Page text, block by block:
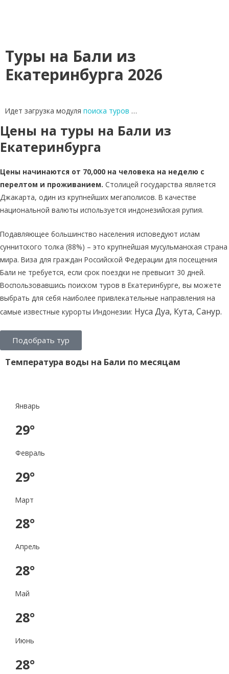
Туры на Бали из
Екатеринбурга 2026
Идет загрузка модуля поиска туров …
Цены на туры на Бали из
Екатеринбурга
Цены начинаются от 70,000 на человека на неделю с
перелтом и проживанием. Столицей государства является
Джакарта, один из крупнейших мегаполисов. В качестве
национальной валюты используется индонезийская рупия.
Подавляющее большинство населения исповедуют ислам
суннитского толка (88%) – это крупнейшая мусульманская страна
мира. Виза для граждан Российской Федерации для посещения
Бали не требуется, если срок поездки не превысит 30 дней.
Воспользовавшись поиском туров в Екатеринбурге, вы можете
выбрать для себя наиболее привлекательные направления на
самые известные курорты Индонезии: Нуса Дуа, Кута, Санур.
Подобрать тур
Температура воды на Бали по месяцам
Январь
29°
Февраль
29°
Март
28°
Апрель
28°
Май
28°
Июнь
28°